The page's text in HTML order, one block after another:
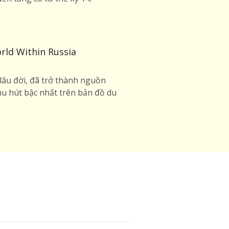
Within Russia
đời, đã trở thành nguồn
hút bậc nhất trên bản đồ du